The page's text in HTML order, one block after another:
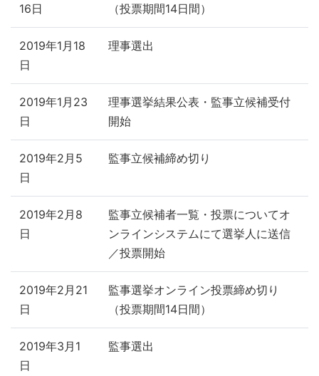
16日
（投票期間14日間）
2019年1月18
日
理事選出
2019年1月23
日
理事選挙結果公表・監事立候補受付
開始
2019年2月5
日
監事立候補締め切り
2019年2月8
日
監事立候補者一覧・投票についてオ
ンラインシステムにて選挙人に送信
／投票開始
2019年2月21
日
監事選挙オンライン投票締め切り
（投票期間14日間）
2019年3月1
日
監事選出